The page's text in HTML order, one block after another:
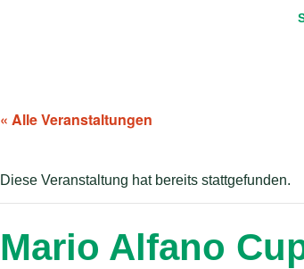
« Alle Veranstaltungen
Diese Veranstaltung hat bereits stattgefunden.
Mario Alfano